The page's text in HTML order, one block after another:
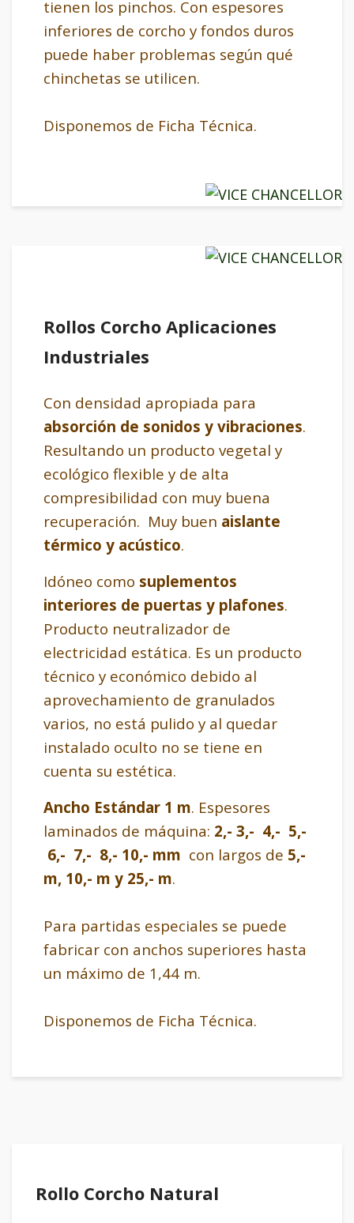
tienen los pinchos. Con espesores
inferiores de corcho y fondos duros
puede haber problemas según qué
chinchetas se utilicen.
Disponemos de Ficha Técnica.
Rollos Corcho Aplicaciones
Industriales
Con densidad apropiada para
absorción de sonidos y vibraciones.
Resultando un producto vegetal y
ecológico flexible y de alta
compresibilidad con muy buena
recuperación. Muy buen aislante
térmico y acústico.
Idóneo como suplementos
interiores de puertas y plafones.
Producto neutralizador de
electricidad estática. Es un producto
técnico y económico debido al
aprovechamiento de granulados
varios, no está pulido y al quedar
instalado oculto no se tiene en
cuenta su estética.
Ancho Estándar 1 m. Espesores
laminados de máquina: 2,- 3,- 4,- 5,-
6,- 7,- 8,- 10,- mm con largos de 5,-
m, 10,- m y 25,- m.
Para partidas especiales se puede
fabricar con anchos superiores hasta
un máximo de 1,44 m.
Disponemos de Ficha Técnica.
Rollo Corcho Natural